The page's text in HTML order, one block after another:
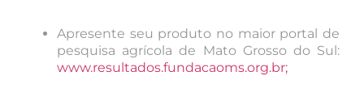
Apresente seu produto no maior portal de
pesquisa agrícola de Mato Grosso do Sul:
www.resultados.fundacaoms.org.br;